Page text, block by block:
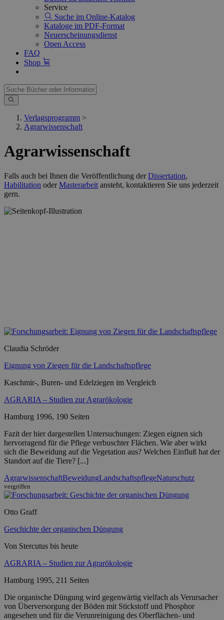
Service
Suche im Online-Katalog
Kataloge im PDF-Format
Neuerscheinungsdienst
Open Access
FAQ
Shop
Verlagsprogramm >
Agrarwissenschaft
Agrarwissenschaft
Falls auch bei Ihnen die Veröffentlichung derDissertation,
Habilitation oderMasterarbeit ansteht, kontaktieren Sie uns jederzeit
gern.
Claudia Schröder
Eignung von Ziegen für die Landschaftspflege
Kaschmir-, Buren- und Edelziegen im Vergleich
AGRARIA – Studien zur Agrarökologie
Hamburg 1996, 190 Seiten
Fazit der hier dargestellen Untersuchungen: Ziegen eignen sich
hervorragend für die Pflege verbuschter Flächen. Wie aber wirkt
sich die Beweidung auf die Vegetation aus? Welchen Einfluß hat der
Standort auf die Tiere? [...]
AgrarwissenschaftBeweidungLandschaftspflegeNaturschutz
vergriffen
Otto Graff
Geschichte der organischen Düngung
Von Stercutus bis heute
AGRARIA – Studien zur Agrarökologie
Hamburg 1995, 211 Seiten
Die organische Düngung wird gegenwärtig vielfach als Verursacher
von Überversorgung der Böden mit Stickstoff und Phosphor
angesehen und für die Verunreinigung des Oberflächen- und